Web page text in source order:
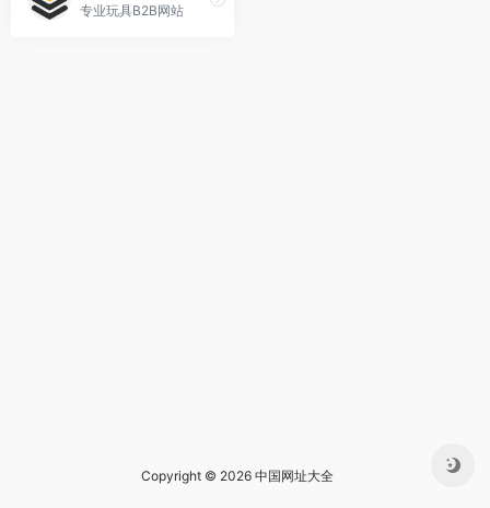
专业玩具B2B网站
Copyright © 2026 中国网址大全